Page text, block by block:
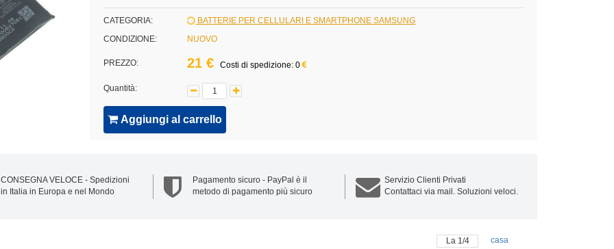
CATEGORIA:
BATTERIE PER CELLULARI E SMARTPHONE SAMSUNG
CONDIZIONE:
NUOVO
PREZZO: 21 € Costi di spedizione: 0
Quantità:
Aggiungi al carrello
CONSEGNA VELOCE - Spedizioni
in Italia in Europa e nel Mondo
Pagamento sicuro - PayPal è il
metodo di pagamento più sicuro
Servizio Clienti Privati
Contattaci via mail. Soluzioni veloci.
La 1/4 casa